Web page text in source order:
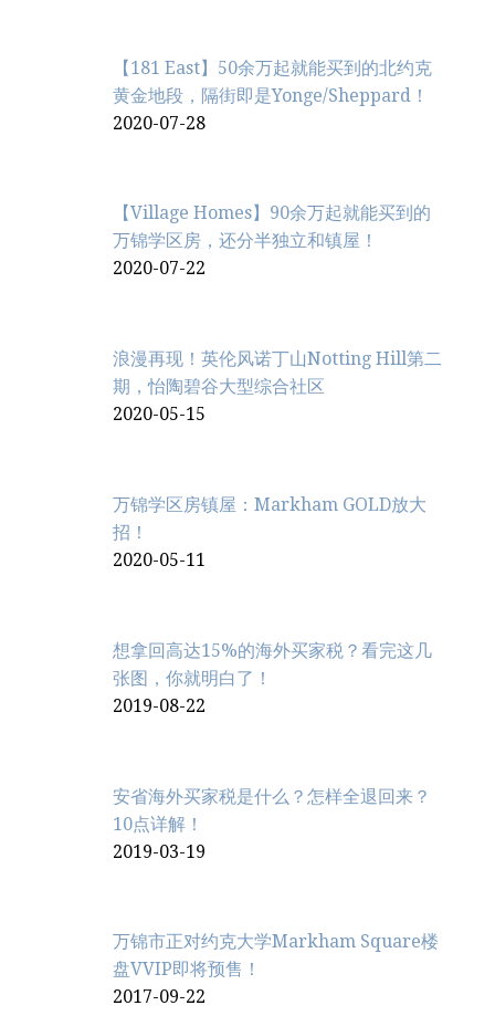
【181 East】50余万起就能买到的北约克
黄金地段，隔街即是Yonge/Sheppard！
2020-07-28
【Village Homes】90余万起就能买到的
万锦学区房，还分半独立和镇屋！
2020-07-22
浪漫再现！英伦风诺丁山Notting Hill第二
期，怡陶碧谷大型综合社区
2020-05-15
万锦学区房镇屋：Markham GOLD放大
招！
2020-05-11
想拿回高达15%的海外买家税？看完这几
张图，你就明白了！
2019-08-22
安省海外买家税是什么？怎样全退回来？
10点详解！
2019-03-19
万锦市正对约克大学Markham Square楼
盘VVIP即将预售！
2017-09-22